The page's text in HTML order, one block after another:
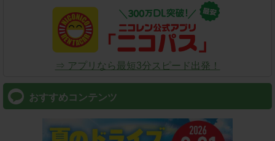
⇒ アプリなら最短3分スピード出発！
おすすめコンテンツ